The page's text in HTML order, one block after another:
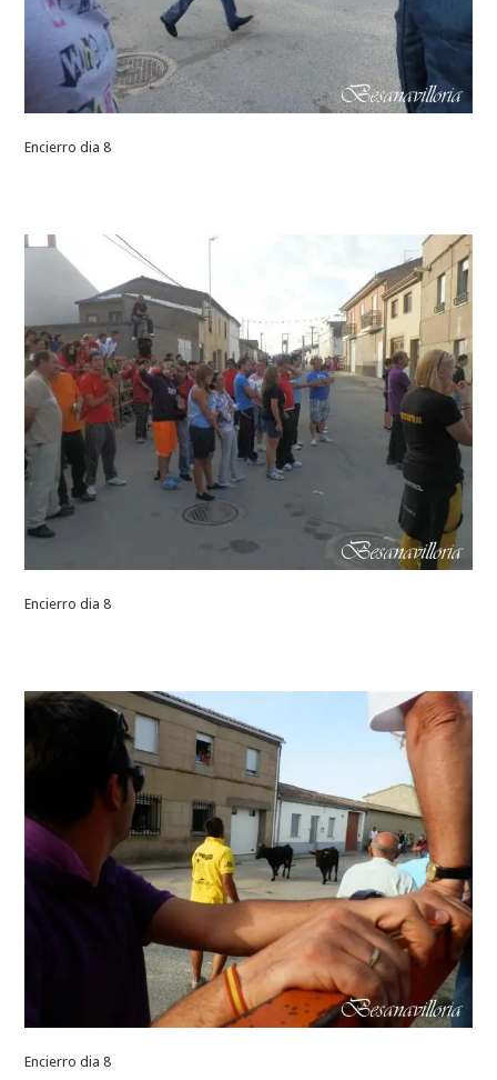
Encierro dia 8
Encierro dia 8
Encierro dia 8